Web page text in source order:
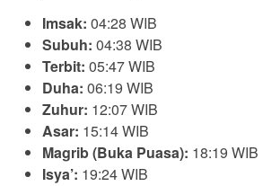
Imsak: 04:28 WIB
Subuh: 04:38 WIB
Terbit: 05:47 WIB
Duha: 06:19 WIB
Zuhur: 12:07 WIB
Asar: 15:14 WIB
Magrib (Buka Puasa): 18:19 WIB
Isya’: 19:24 WIB